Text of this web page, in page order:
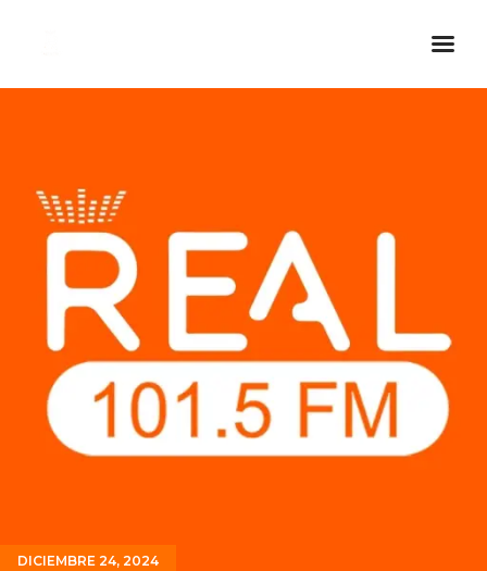
En Vivo
Descarga La APP
Programas
Noticias
Equipo
Sobre Nosotros
Contactos
DICIEMBRE 24, 2024